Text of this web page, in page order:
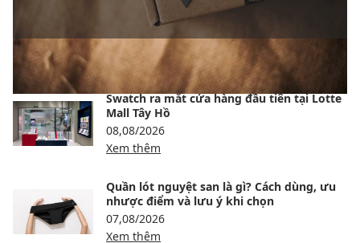
BÀI VIẾT NỔI BẬT
Swatch ra mắt cửa hàng đầu tiên tại Lotte
Mall Tây Hồ
08,08/2026
Xem thêm
Quần lót nguyệt san là gì? Cách dùng, ưu
nhược điểm và lưu ý khi chọn
07,08/2026
Xem thêm